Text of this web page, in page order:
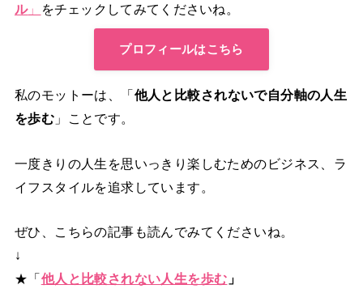
ル」 をチェックしてみてくださいね。
プロフィールはこちら
私のモットーは、「他人と比較されないで自分軸の人生
を歩む 」ことです。
一度きりの人生を思いっきり楽しむためのビジネス、ラ
イフスタイルを追求しています。
ぜひ、こちらの記事も読んでみてくださいね。
↓
★「他人と比較されない人生を歩む 」